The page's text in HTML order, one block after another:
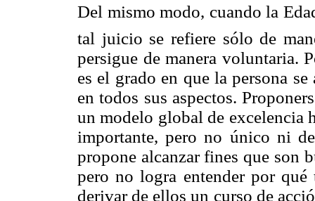
Del mismo modo, cuando la
tal juicio se refiere sólo de
persigue de manera voluntaria.
es el grado en que la persona
en todos sus aspectos.
un modelo global de excelencia
importante, pero no único ni
propone alcanzar fines que son
pero no logra entender por
derivar de ellos un curso de